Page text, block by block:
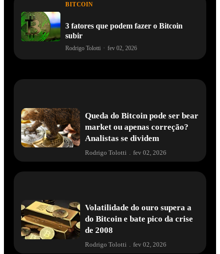
BITCOIN
3 fatores que podem fazer o Bitcoin
subir
Rodrigo Tolotti · fev 02, 2026
Queda do Bitcoin pode ser bear
market ou apenas correção?
Analistas se dividem
Rodrigo Tolotti fev 02, 2026
Volatilidade do ouro supera a
do Bitcoin e bate pico da crise
de 2008
Rodrigo Tolotti . fev 02, 2026